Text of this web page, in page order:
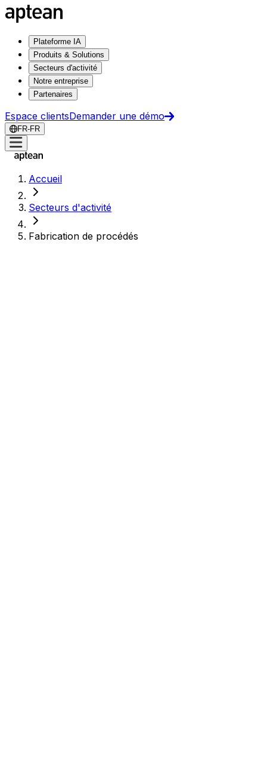
Plateforme IA
Produits & Solutions
Secteurs d'activité
Notre entreprise
Partenaires
Espace clientsDemander une démo
FR-FR
Accueil
Secteurs d'activité
Fabrication de procédés